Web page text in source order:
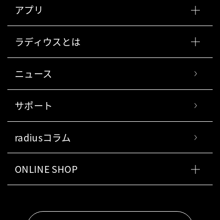
アプリ
ラディウスとは
ニュース
サポート
radiusコラム
ONLINE SHOP